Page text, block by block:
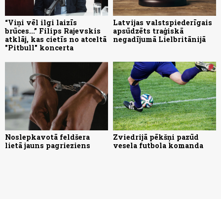
“Viņi vēl ilgi laizīs
brūces...” Filips Rajevskis
atklāj, kas cietīs no atceltā
"Pitbull" koncerta
Latvijas valstspiederīgais
apsūdzēts traģiskā
negadījumā Lielbritānijā
Noslepkavotā feldšera
lietā jauns pagrieziens
Zviedrijā pēkšņi pazūd
vesela futbola komanda